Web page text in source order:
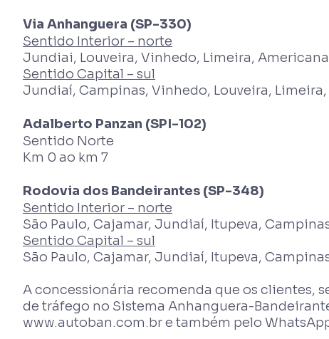
Via Anhanguera (SP-330)
Sentido Interior – norte
Jundiai, Louveira, Vinhedo, Limeira,
Sentido Capital – sul
Jundiaí, Campinas, Vinhedo, Louveira,
Adalberto Panzan (SPI-102)
Sentido Norte
Km 0 ao km 7
Rodovia dos Bandeirantes (SP-348)
Sentido Interior – norte
São Paulo, Cajamar, Jundiaí, Itupeva,
Sentido Capital – sul
São Paulo, Cajamar, Jundiaí, Itupeva,
A concessionária recomenda que os clientes,
de tráfego no Sistema Anhanguera-
www.autoban.com.br e também pelo WhatsApp